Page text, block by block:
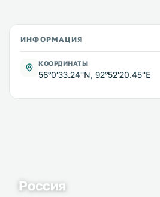
ИНФОРМАЦИЯ
КООРДИНАТЫ
56°0'33.24''N, 92°52'20.45''E
Россия